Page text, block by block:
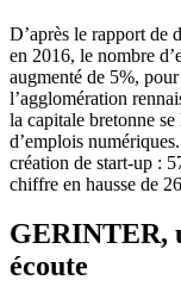
D’après le rapport de
en 2016, le nombre
augmenté de 5%,
l’agglomération
la capitale bretonne se
d’emplois
création de start-up :
chiffre en hausse de
GERINTER,
écoute